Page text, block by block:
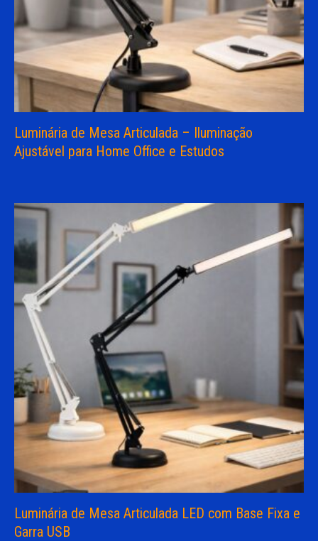
Luminária de Mesa Articulada – Iluminação
Ajustável para Home Office e Estudos
Luminária de Mesa Articulada LED com Base Fixa e
Garra USB